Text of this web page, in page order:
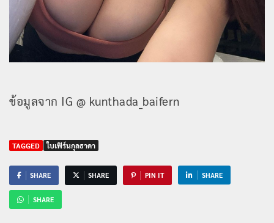
ข้อมูลจาก IG @ kunthada_baifern
TAGGED ใบเฟิร์นกุลธาดา
SHARE SHARE PIN IT SHARE
SHARE